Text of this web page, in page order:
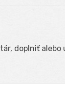
doplniť